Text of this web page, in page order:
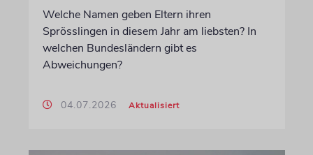
Welche Namen geben Eltern ihren
Sprösslingen in diesem Jahr am liebsten? In
welchen Bundesländern gibt es
Abweichungen?
04.07.2026 Aktualisiert